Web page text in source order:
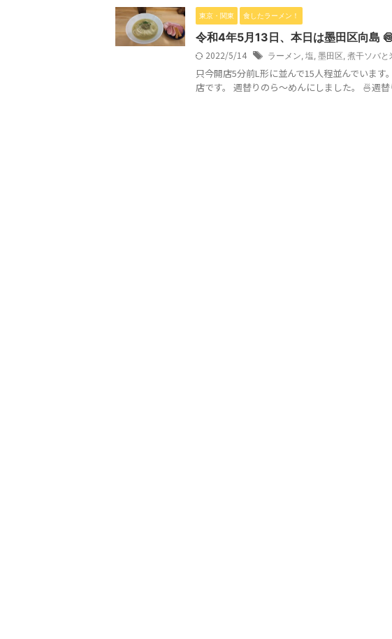
東京・関東 食したラーメン！
令和4年5月13日、本日は墨田区向島
2022/5/14 ラーメン, 塩, 墨田区, 煮干ソバと
只今開店5分前L形に並んで15人程並んでいま
店です。 週替りのら～めんにしました。 🍜週